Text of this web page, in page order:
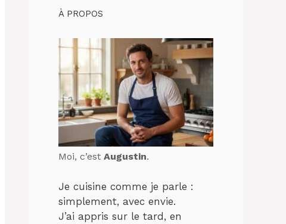
À PROPOS
Moi, c’est Augustin.
Je cuisine comme je parle :
simplement, avec envie.
J’ai appris sur le tard, en